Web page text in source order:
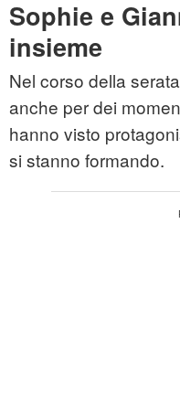
Sophie e
insieme
Nel corso della
anche per dei
hanno visto
si stanno formando.